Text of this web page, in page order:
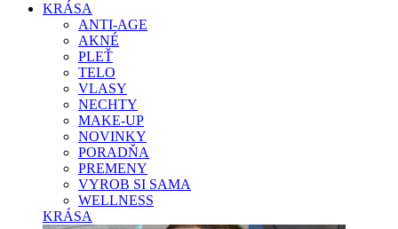
KRÁSA
ANTI-AGE
AKNÉ
PLEŤ
TELO
VLASY
NECHTY
MAKE-UP
NOVINKY
PORADŇA
PREMENY
VYROB SI SAMA
WELLNESS
KRÁSA